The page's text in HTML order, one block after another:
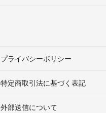
プライバシーポリシー
特定商取引法に基づく表記
外部送信について